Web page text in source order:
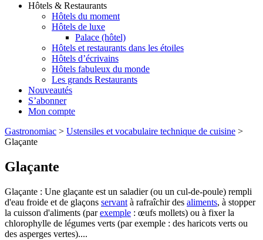
Hôtels & Restaurants
Hôtels du moment
Hôtels de luxe
Palace (hôtel)
Hôtels et restaurants dans les étoiles
Hôtels d’écrivains
Hôtels fabuleux du monde
Les grands Restaurants
Nouveautés
S’abonner
Mon compte
Gastronomiac > Ustensiles et vocabulaire technique de cuisine >
Glaçante
Glaçante
Glaçante : Une glaçante est un saladier (ou un cul-de-poule) rempli
d'eau froide et de glaçons servant à rafraîchir des aliments, à stopper
la cuisson d'aliments (parexemple : œufs mollets) ou à fixer la
chlorophylle de légumes verts (par exemple : des haricots verts ou
des asperges vertes)....